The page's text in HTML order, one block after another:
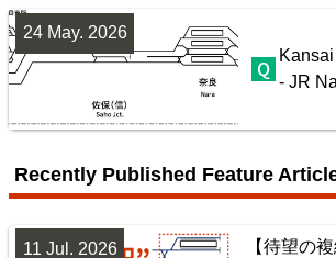
配線略図で辿る首都圏の保
- JR
24 May. 2026
Recently Published Feature
【待望の
11 Jul. 2026